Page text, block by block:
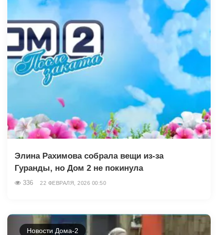
Элина Рахимова собрала вещи из-за
Гуранды, но Дом 2 не покинула
336 22 ФЕВРАЛЯ, 2026 00:50
Новости Дома-2